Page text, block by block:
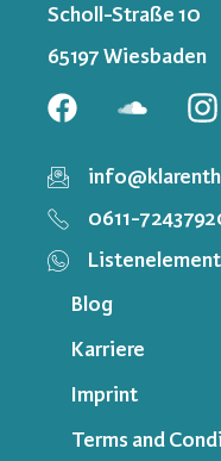
Scholl-Straße 10
65197 Wiesbaden
0611-
Listenelement
Blog
Karriere
Imprint
Terms and